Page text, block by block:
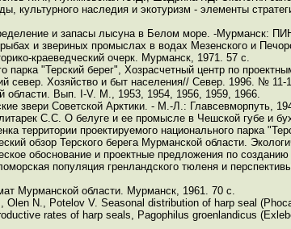
культурного наследия и экотуризм - элементы
и запасы лысуна в Белом море. -Мурманск:
и звериных промыслах в водах Мезенского и
краеведческий очерк. Мурманск, 1971. 57 с.
парка "Терский берег", Хозрасчетный центр по
север. Хозяйство и быт населения// Север. 1996. № 11-
области. Вып. I-V. М., 1953, 1954, 1956, 1959, 1966.
звери Советской Арктики. - М.-Л.: Главсевморпуть,
С.С. О белуге и ее промысле в Чешской губе и
территории проектируемого национального парка
обзор Терского берега Мурманской области.
обоснование и проектные предложения по
популяция гренландского тюленя и
Мурманской области. Мурманск, 1961. 70 с.
Olen N., Potelov V. Seasonal distribution of harp seal
rates of harp seals, Pagophilus groenlandicus